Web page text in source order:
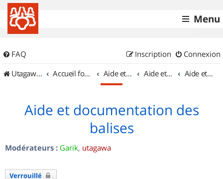
Menu
FAQ Connexion
Inscription
UtagawaVTT (Randos VTT et VTTAE avec traces GPS)
Accueil forum Aide et documentation Aide et documentation Aide et documentation des balises
Aide et documentation des
balises
Modérateurs : Garik, utagawa
Verrouillé